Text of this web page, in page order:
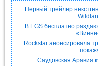
Первый трейлер
В EGS бесплатно
Rockstar анонсировала
Саудовская Аравия